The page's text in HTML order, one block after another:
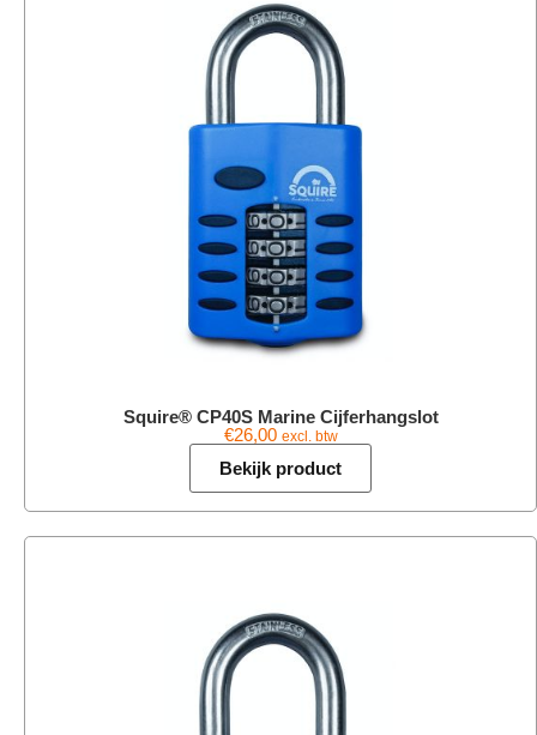
Squire® CP40S Marine Cijferhangslot
€26,00 excl. btw
Bekijk product